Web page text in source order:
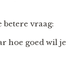
vraag:
hoe goed wil je